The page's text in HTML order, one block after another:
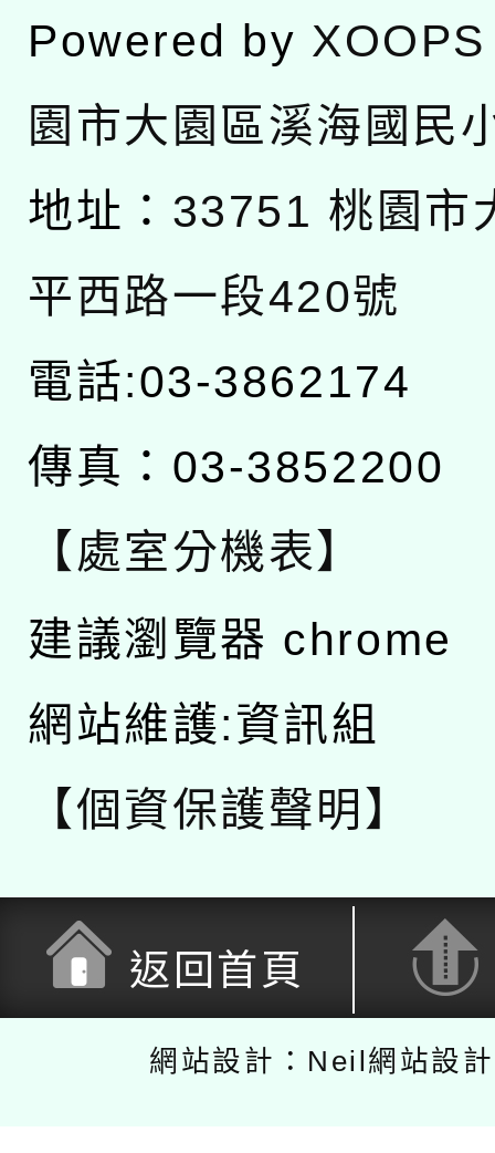
Powered by XOOPS
園市大園區溪海國民
地址： 33751 桃園市
平西路一段420號
電話:03-3862174
傳真：03-3852200
【處室分機表】
建議瀏覽器 chrome
網站維護:資訊組
【個資保護聲明】
返回首頁
網站設計：Neil網站設